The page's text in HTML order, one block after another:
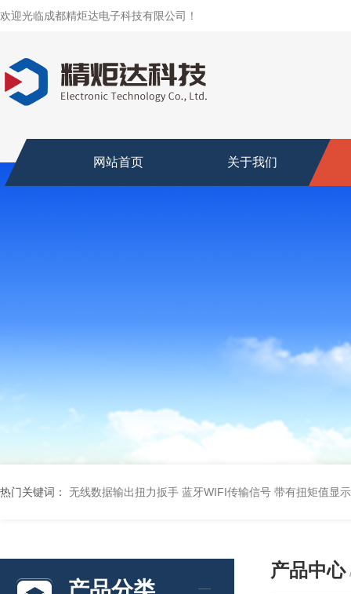
欢迎光临成都精炬达电子科技有限公司！
网站首页 关于我们
热门关键词： 无线数据输出扭力扳手 蓝牙WIFI传输信号 带有扭矩值显
产品中心